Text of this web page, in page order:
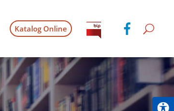
Katalog Online